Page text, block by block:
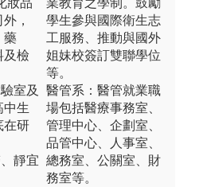
，
藥
及檢
室及
中生
在研
靜宜
學生參與國際衛生志
工服務、推動與國外
姐妹校簽訂雙聯學位
等。
醫管系：醫管就業職
場包括醫療事務室、
管理中心、企劃室、
品管中心、人事室、
總務室、公關室、財
務室等。